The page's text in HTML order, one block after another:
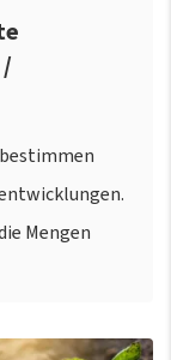
Mengen